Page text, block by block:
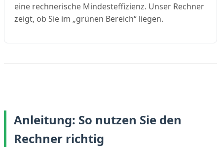
eine rechnerische Mindesteffizienz. Unser Rechner
zeigt, ob Sie im „grünen Bereich“ liegen.
Anleitung: So nutzen Sie den
Rechner richtig